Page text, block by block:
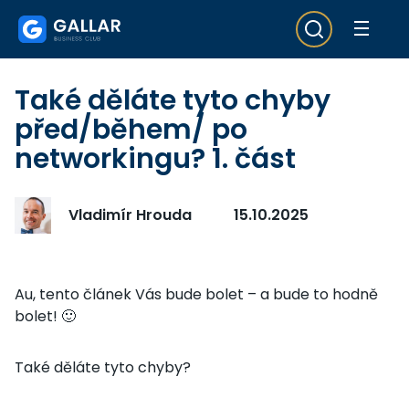
Také děláte tyto chyby
před/během/ po
networkingu? 1. část
Vladimír Hrouda 15.10.2025
Au, tento článek Vás bude bolet – a bude to hodně
bolet! 🙂
Také děláte tyto chyby?